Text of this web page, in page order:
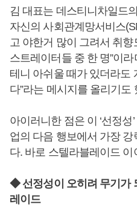
김 대표는 데스티니차일드
자신의 사회관계망서비스
고 야한거 많이 그려서 취
스트레이터들 중 한 명”이
테니 아쉬울 때가 있더라도
다”라는 메시지를 올리기도
아이러니한 점은 이 ‘선정
업의 다음 행보에서 가장 강
다. 바로 스텔라블레이드 이
◆ 선정성이 오히려 무기가
레이드